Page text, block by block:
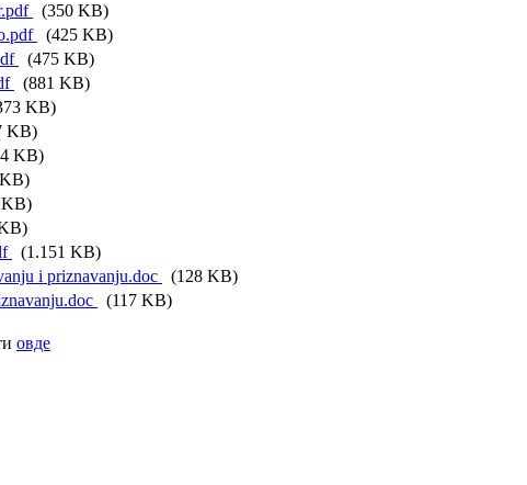
(350 KB)
(425 KB)
(475 KB)
(881 KB)
KB)
KB)
KB)
KB)
(1.151 KB)
i priznavanju.doc
(128 KB)
(117 KB)
овде